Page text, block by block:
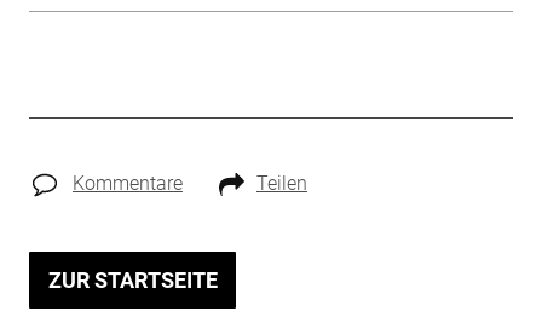
Kommentare Teilen
ZUR STARTSEITE